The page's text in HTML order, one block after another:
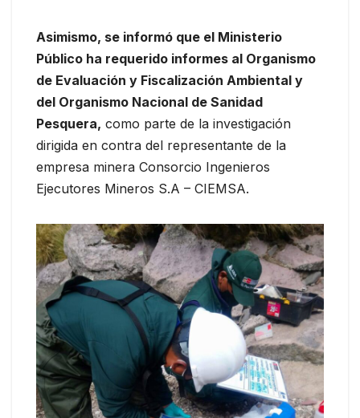
Asimismo, se informó que el Ministerio
Público ha requerido informes al Organismo
de Evaluación y Fiscalización Ambiental y
del Organismo Nacional de Sanidad
Pesquera, como parte de la investigación
dirigida en contra del representante de la
empresa minera Consorcio Ingenieros
Ejecutores Mineros S.A – CIEMSA.